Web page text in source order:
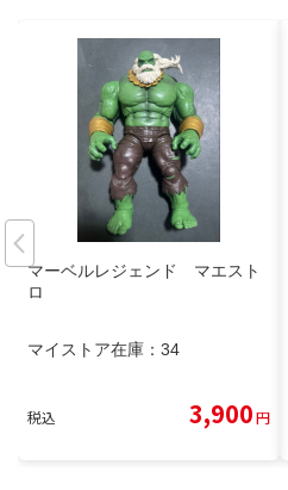
マーベルレジェンド マエスト
ロ
マイストア在庫： 34
税込 3,900円